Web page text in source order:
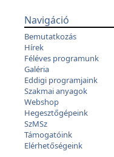
Navigáció
Bemutatkozás
Hírek
Féléves programunk
Galéria
Eddigi programjaink
Szakmai anyagok
Webshop
Hegesztőgépeink
SzMSz
Támogatóink
Elérhetőségeink